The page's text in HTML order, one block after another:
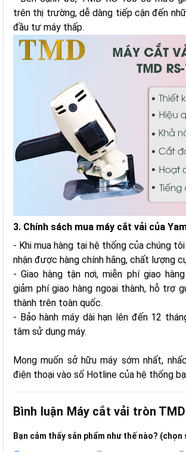
trên thị trường, dễ dàng tiếp cận đến
đầu tư máy thấp.
3. Chính sách mua máy cắt vải của
- Khi mua hàng tại hệ thống của chúng
nhận được hàng chính hãng, chất lượng
- Giao hàng tận nơi, miễn phí giao
giảm phí giao hàng ngoại thành, hỗ trợ
thành trên toàn quốc.
- Bảo hành máy dài hạn lên đến 12
tâm sử dụng máy.
Mong muốn sở hữu máy sớm nhất,
điện thoại vào số Hotline của hệ thống
Bình luận Máy cắt vải tròn
Bạn cảm thấy sản phẩm như thế nào? (chọn